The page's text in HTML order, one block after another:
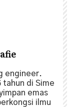
engineer.
tahun di Sime
emas
ilmu